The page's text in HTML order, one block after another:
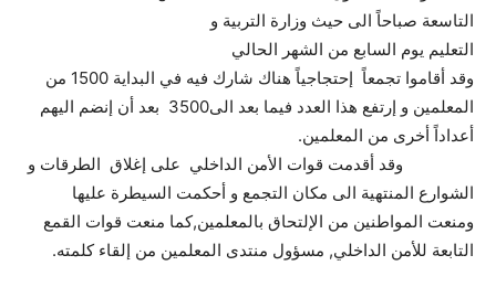
التاسعة صباحاً الى حيث وزارة التربية و
التعليم يوم السابع من الشهر الحالي
وقد أقاموا تجمعاً إحتجاجياً هناك شارك فيه في البداية 1500 من
المعلمين و إرتفع هذا العدد فيما بعد الى3500 بعد أن إنضم اليهم
أعداداً أخرى من المعلمين.
وقد أقدمت قوات الأمن الداخلي على إغلاق الطرقات و
الشوارع المنتهية الى مكان التجمع و أحكمت السيطرة عليها
ومنعت المواطنين من الإلتحاق بالمعلمين,كما منعت قوات القمع
التابعة للأمن الداخلي, مسؤول منتدى المعلمين من إلقاء كلمته.